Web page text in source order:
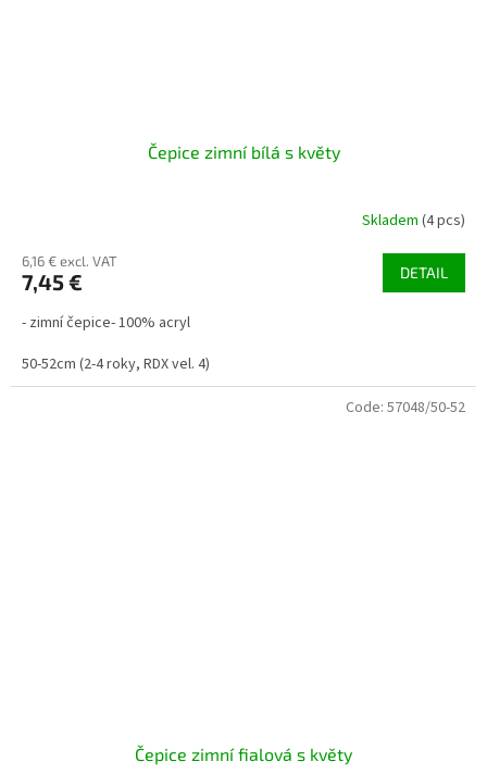
Čepice zimní bílá s květy
Skladem (4 pcs)
6,16 € excl. VAT
7,45 € DETAIL
- zimní čepice- 100% acryl
50-52cm (2-4 roky, RDX vel. 4)
Čepice zimní fialová s květy
Code: 57048/50-52